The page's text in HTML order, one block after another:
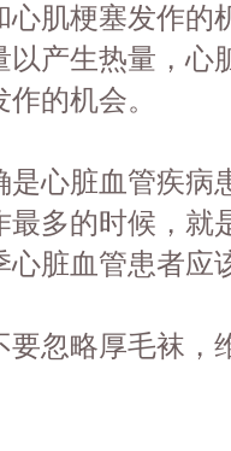
心肌梗塞发作的
以产生热量，心
的机会。
是心脏血管疾病
最多的时候，就
心脏血管患者应
忽略厚毛袜，